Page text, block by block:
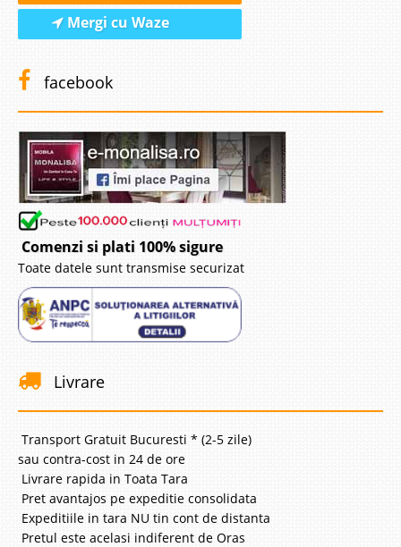
Mergi cu Waze
facebook
Comenzi si plati 100% sigure
Toate datele sunt transmise securizat
Livrare
Transport Gratuit Bucuresti * (2-5 zile)
sau contra-cost in 24 de ore
Livrare rapida in Toata Tara
Pret avantajos pe expeditie consolidata
Expeditiile in tara NU tin cont de distanta
Pretul este acelasi indiferent de Oras